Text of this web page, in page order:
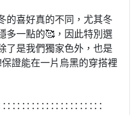
的喜好真的不同，尤其冬
多一點的🥰，因此特別選
了是我們獨家色外，也是
證能在一片烏黑的穿搭裡